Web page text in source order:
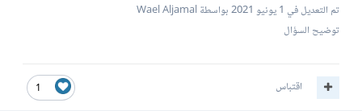
تم التعديل في 1 يونيو 2021
بواسطة Wael Aljamal
توضيح السؤال
1 اقتباس